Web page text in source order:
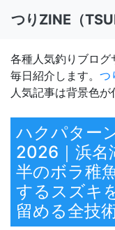
つりZINE（
各種人気釣りブロ
毎日紹介します。 つ
人気記事は背景色が
ハクパター
2026｜浜名
半のボラ稚
するスズキ
留める全技